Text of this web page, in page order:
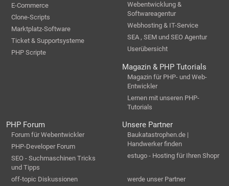
E-Commerce
Clone-Scripts
Marktplatz-Software
Ticket & Supportsysteme
PHP Scripte
Webentwicklung &
Softwareagentur
Webhosting & IT-Service
SEA , SEM und SEO Agentur
Userübersicht
Magazin & PHP Tutorials
Magazin für PHP- und Web-
Entwickler
Lernen mit unseren PHP-
Tutorials
PHP Forum
Forum für Webentwickler
PHP-Developer Forum
SEO - Suchmaschinen Tricks
und Tipps
off-topic Diskussionen
Unsere Partner
Baukatastrophen.de |
Handwerker finden
estugo - Hosting für Ihren Shopr
werde unser Partner